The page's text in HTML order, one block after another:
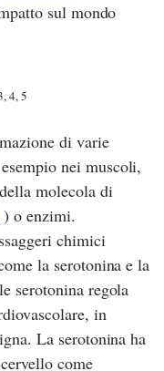
sul mondo
4, 5
di varie
nei muscoli,
molecola di
) o enzimi.
chimici
la serotonina e la
serotonina regola
in
La serotonina ha
come